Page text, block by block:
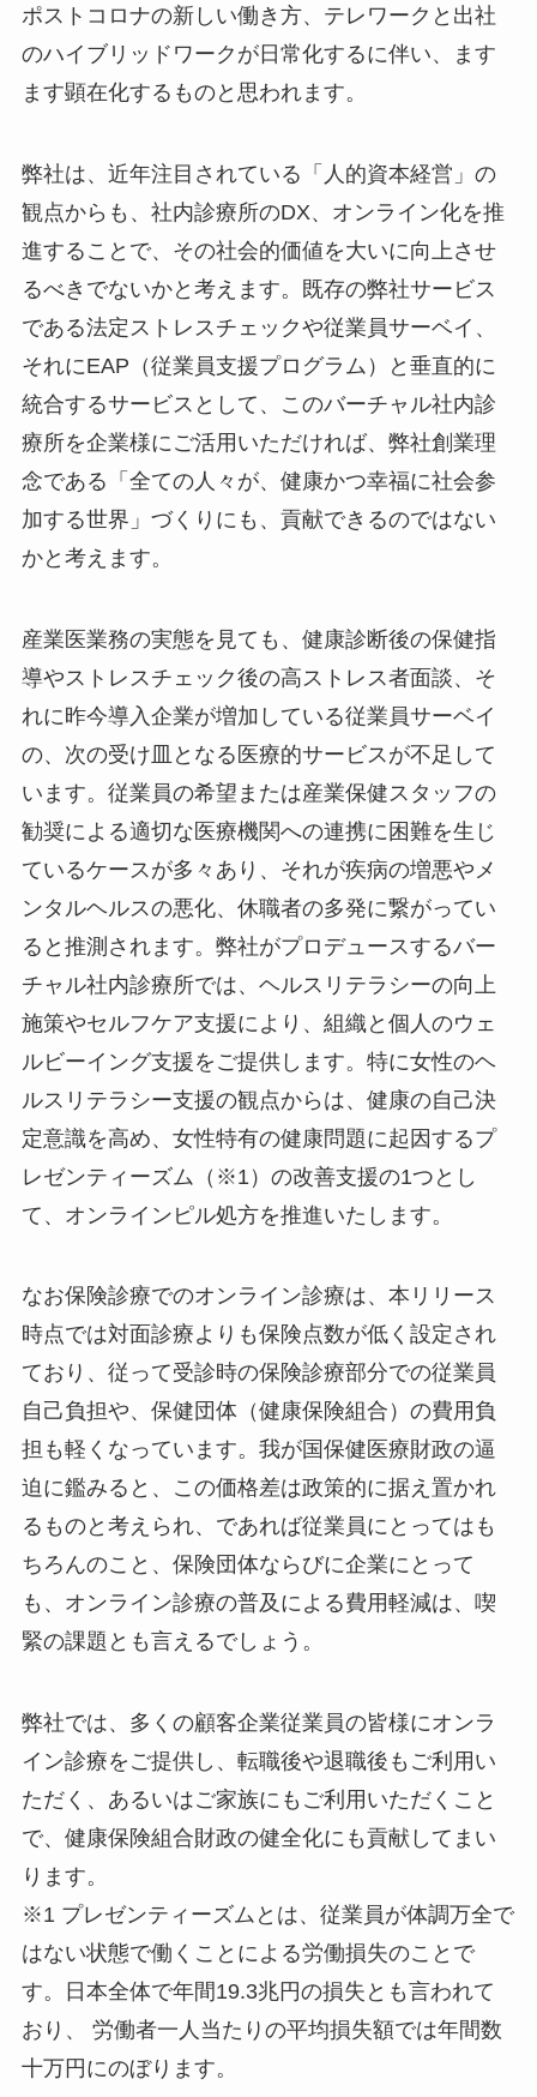
ポストコロナの新しい働き方、テレワークと出社
のハイブリッドワークが日常化するに伴い、ます
ます顕在化するものと思われます。
弊社は、近年注目されている「人的資本経営」の
観点からも、社内診療所のDX、オンライン化を推
進することで、その社会的価値を大いに向上させ
るべきでないかと考えます。既存の弊社サービス
である法定ストレスチェックや従業員サーベイ、
それにEAP（従業員支援プログラム）と垂直的に
統合するサービスとして、このバーチャル社内診
療所を企業様にご活用いただければ、弊社創業理
念である「全ての人々が、健康かつ幸福に社会参
加する世界」づくりにも、貢献できるのではない
かと考えます。
産業医業務の実態を見ても、健康診断後の保健指
導やストレスチェック後の高ストレス者面談、そ
れに昨今導入企業が増加している従業員サーベイ
の、次の受け皿となる医療的サービスが不足して
います。従業員の希望または産業保健スタッフの
勧奨による適切な医療機関への連携に困難を生じ
ているケースが多々あり、それが疾病の増悪やメ
ンタルヘルスの悪化、休職者の多発に繋がってい
ると推測されます。弊社がプロデュースするバー
チャル社内診療所では、ヘルスリテラシーの向上
施策やセルフケア支援により、組織と個人のウェ
ルビーイング支援をご提供します。特に女性のヘ
ルスリテラシー支援の観点からは、健康の自己決
定意識を高め、女性特有の健康問題に起因するプ
レゼンティーズム（※1）の改善支援の1つとし
て、オンラインピル処方を推進いたします。
なお保険診療でのオンライン診療は、本リリース
時点では対面診療よりも保険点数が低く設定され
ており、従って受診時の保険診療部分での従業員
自己負担や、保健団体（健康保険組合）の費用負
担も軽くなっています。我が国保健医療財政の逼
迫に鑑みると、この価格差は政策的に据え置かれ
るものと考えられ、であれば従業員にとってはも
ちろんのこと、保険団体ならびに企業にとって
も、オンライン診療の普及による費用軽減は、喫
緊の課題とも言えるでしょう。
弊社では、多くの顧客企業従業員の皆様にオンラ
イン診療をご提供し、転職後や退職後もご利用い
ただく、あるいはご家族にもご利用いただくこと
で、健康保険組合財政の健全化にも貢献してまい
ります。
※1 プレゼンティーズムとは、従業員が体調万全で
はない状態で働くことによる労働損失のことで
す。日本全体で年間19.3兆円の損失とも言われて
おり、 労働者一人当たりの平均損失額では年間数
十万円にのぼります。